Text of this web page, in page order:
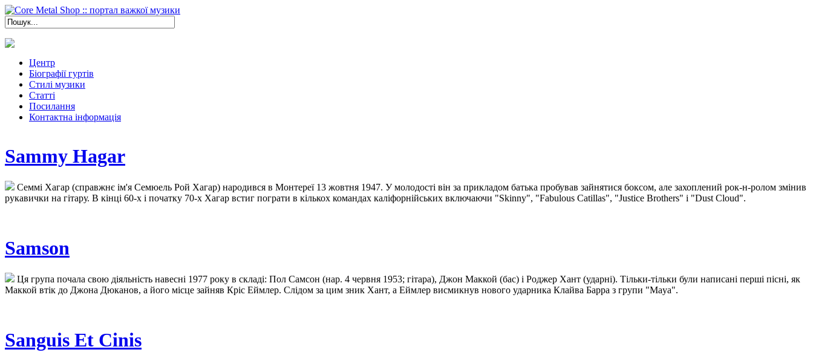
Центр
Біографії гуртів
Стилі музики
Статті
Посилання
Контактна інформація
Sammy Hagar
Семмі Хагар (справжнє ім'я Семюель Рой Хагар) народився в Монтереї 13 жовтня 1947. У молодості він за прикладом батька пробував зайнятися боксом, але захоплений рок-н-ролом змінив
рукавички на гітару. В кінці 60-х і початку 70-х Хагар встиг пограти в кількох командах каліфорнійських включаючи "Skinny", "Fabulous Catillas", "Justice Brothers" і "Dust Cloud".
Samson
Ця група почала свою діяльність навесні 1977 року в складі: Пол Самсон (нар. 4 червня 1953; гітара), Джон Маккой (бас) і Роджер Хант (ударні). Тільки-тільки були написані перші пісні, як
Маккой втік до Джона Дюканов, а його місце зайняв Кріс Еймлер. Слідом за цим зник Хант, а Еймлер висмикнув нового ударника Клайва Барра з групи "Maya".
Sanguis Et Cinis